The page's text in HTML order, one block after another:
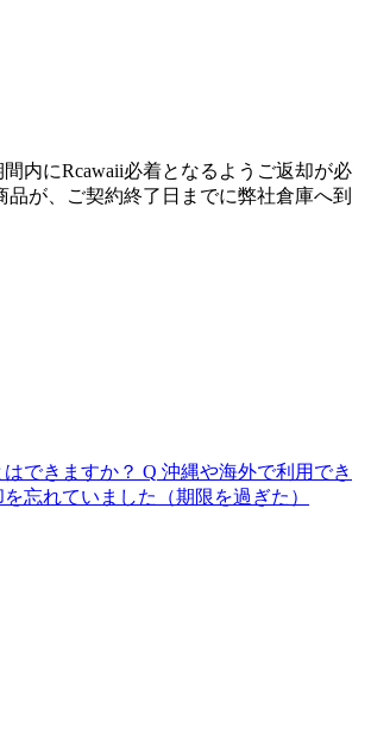
内にRcawaii必着となるようご返却が必
が、ご契約終了日までに弊社倉庫へ到
できますか？ Q 沖縄や海外で利用でき
忘れていました（期限を過ぎた）